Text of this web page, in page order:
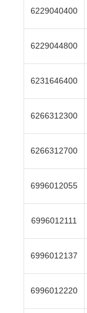
6229040400
6229044800
6231646400
6266312300
6266312700
6996012055
6996012111
6996012137
6996012220